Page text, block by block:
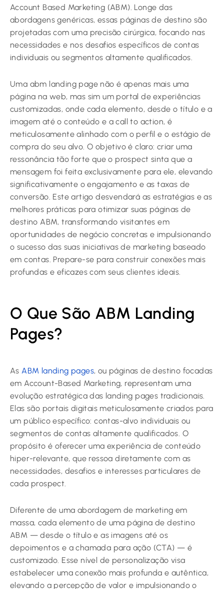
Account Based Marketing (ABM). Longe das
abordagens genéricas, essas páginas de destino são
projetadas com uma precisão cirúrgica, focando nas
necessidades e nos desafios específicos de contas
individuais ou segmentos altamente qualificados.
Uma abm landing page não é apenas mais uma
página na web, mas sim um portal de experiências
customizadas, onde cada elemento, desde o título e a
imagem até o conteúdo e a call to action, é
meticulosamente alinhado com o perfil e o estágio de
compra do seu alvo. O objetivo é claro: criar uma
ressonância tão forte que o prospect sinta que a
mensagem foi feita exclusivamente para ele, elevando
significativamente o engajamento e as taxas de
conversão. Este artigo desvendará as estratégias e as
melhores práticas para otimizar suas páginas de
destino ABM, transformando visitantes em
oportunidades de negócio concretas e impulsionando
o sucesso das suas iniciativas de marketing baseado
em contas. Prepare-se para construir conexões mais
profundas e eficazes com seus clientes ideais.
O Que São ABM Landing
Pages?
As ABM landing pages, ou páginas de destino focadas
em Account-Based Marketing, representam uma
evolução estratégica das landing pages tradicionais.
Elas são portais digitais meticulosamente criados para
um público específico: contas-alvo individuais ou
segmentos de contas altamente qualificados. O
propósito é oferecer uma experiência de conteúdo
hiper-relevante, que ressoa diretamente com as
necessidades, desafios e interesses particulares de
cada prospect.
Diferente de uma abordagem de marketing em
massa, cada elemento de uma página de destino
ABM — desde o título e as imagens até os
depoimentos e a chamada para ação (CTA) — é
customizado. Esse nível de personalização visa
estabelecer uma conexão mais profunda e autêntica,
elevando a percepção de valor e impulsionando o